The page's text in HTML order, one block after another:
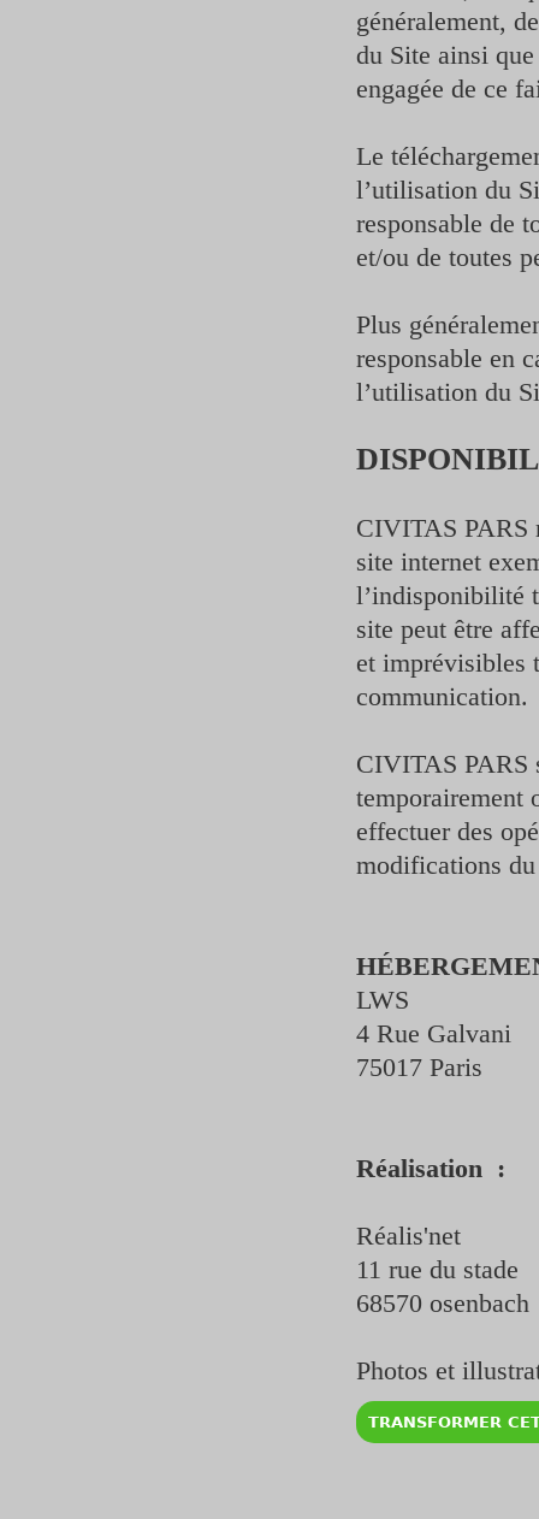
généralement,
du Site ainsi
engagée de ce
Le
l’utilisation du
responsable de
et/ou de toutes
Plus
responsable en
l’utilisation du
CIVITAS PARS
site internet
l’indisponibilité
site peut être
et imprévisibles
communication.
CIVITAS PARS
temporairement
effectuer des
modifications
LWS
4 Rue Galvani
75017 Paris
Réalisation :
Réalis'net
11 rue du stade
68570 osenbach
Photos et